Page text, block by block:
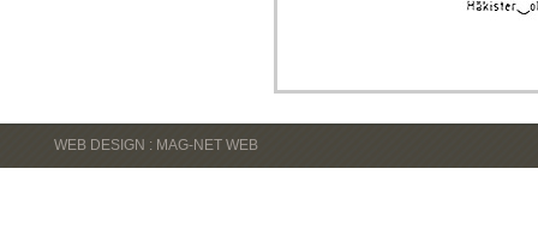
WEB DESIGN : MAG-NET WEB